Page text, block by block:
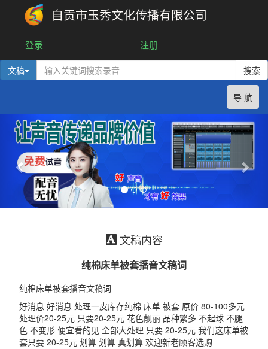
自贡市玉秀文化传播有限公司
登录 注册
文稿 搜索
导 航
文稿内容
纯棉床单被套播音文稿词
纯棉床单被套播音文稿词
好消息 好消息 处理一皮库存纯棉 床单 被套 原价 80-100多元
处理价20-25元 只要20-25元 花色靓丽 品种繁多 不起球 不腿
色 不变形 便宜看的见 全部大处理 只要 20-25元 我们这床单被
套只要 20-25元 划算 划算 真划算 欢迎新老顾客选购